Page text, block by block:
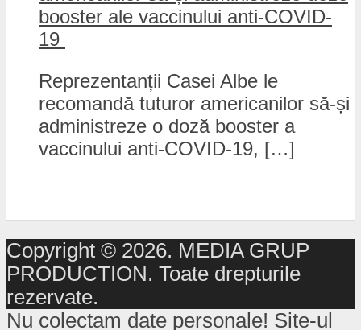
booster ale vaccinului anti-COVID-
19
Reprezentanții Casei Albe le
recomandă tuturor americanilor să-și
administreze o doză booster a
vaccinului anti-COVID-19, […]
Copyright © 2026. MEDIA GRUP
PRODUCTION. Toate drepturile
rezervate.
Nu colectam date personale! Site-ul